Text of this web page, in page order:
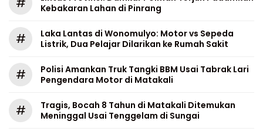
Kebakaran Lahan di Pinrang
#
Laka Lantas di Wonomulyo: Motor vs Sepeda
Listrik, Dua Pelajar Dilarikan ke Rumah Sakit
#
Polisi Amankan Truk Tangki BBM Usai Tabrak Lari
Pengendara Motor di Matakali
#
Tragis, Bocah 8 Tahun di Matakali Ditemukan
Meninggal Usai Tenggelam di Sungai